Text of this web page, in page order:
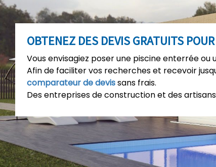
OBTENEZ DES DEVIS GRATUITS
Vous envisagiez poser une piscine enterrée
Afin de faciliter vos recherches et recevoir
comparateur de devissans frais.
Des entreprises de construction et des